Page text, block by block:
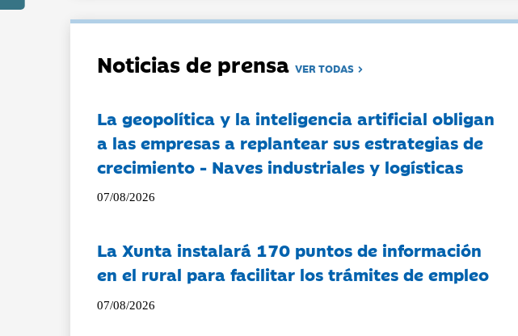
Noticias de prensaVER TODAS
La geopolítica y la inteligencia artificial obligan
a las empresas a replantear sus estrategias de
crecimiento - Naves industriales y logísticas
07/08/2026
La Xunta instalará 170 puntos de información
en el rural para facilitar los trámites de empleo
07/08/2026